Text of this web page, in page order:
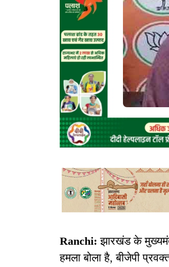
Ranchi:झारखंड के
हमला बोला है, बीजेपी